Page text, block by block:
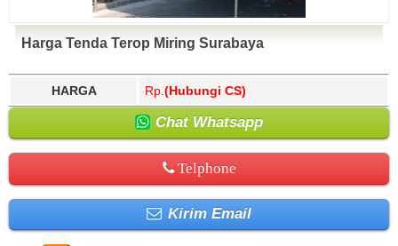
Harga Tenda Terop Miring Surabaya
HARGA Rp. (Hubungi CS)
Chat Whatsapp
Telphone
Kirim Email